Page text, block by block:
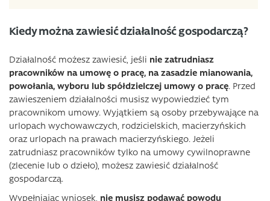
Kiedy można zawiesić działalność gospodarczą?
Działalność możesz zawiesić, jeśli nie zatrudniasz
pracowników na umowę o pracę, na zasadzie mianowania,
powołania, wyboru lub spółdzielczej umowy o pracę. Przed
zawieszeniem działalności musisz wypowiedzieć tym
pracownikom umowy. Wyjątkiem są osoby przebywające na
urlopach wychowawczych, rodzicielskich, macierzyńskich
oraz urlopach na prawach macierzyńskiego. Jeżeli
zatrudniasz pracowników tylko na umowy cywilnoprawne
(zlecenie lub o dzieło), możesz zawiesić działalność
gospodarczą.
Wypełniając wniosek, nie musisz podawać powodu